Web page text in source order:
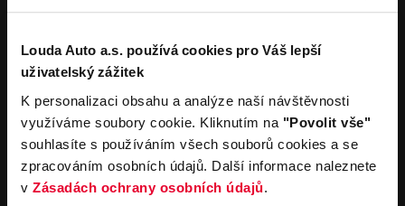
Louda Auto a.s. používá cookies pro Váš lepší
uživatelský zážitek
K personalizaci obsahu a analýze naší návštěvnosti
využíváme soubory cookie. Kliknutím na "Povolit vše"
souhlasíte s používáním všech souborů cookies a se
zpracováním osobních údajů. Další informace naleznete
v Zásadách ochrany osobních údajů.
Pronájem
Carsharing
Autopůjčovna
Operativní leasing
Společnost
Louda Auto+ Poděbrady
Obytné vozy
Novinky
Kariéra
Servisní služby Důležité odkazy